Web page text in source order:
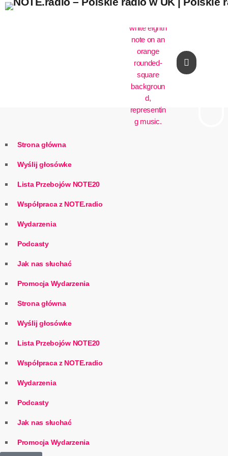
play_arrow
Strona główna
Wyślij głosówke
Lista Przebojów NOTE20
Współpraca z NOTE.radio
Wydarzenia
Podcasty
Jak nas słuchać
Promocja Wydarzenia
Strona główna
Wyślij głosówke
Lista Przebojów NOTE20
Współpraca z NOTE.radio
Wydarzenia
Podcasty
Jak nas słuchać
Promocja Wydarzenia